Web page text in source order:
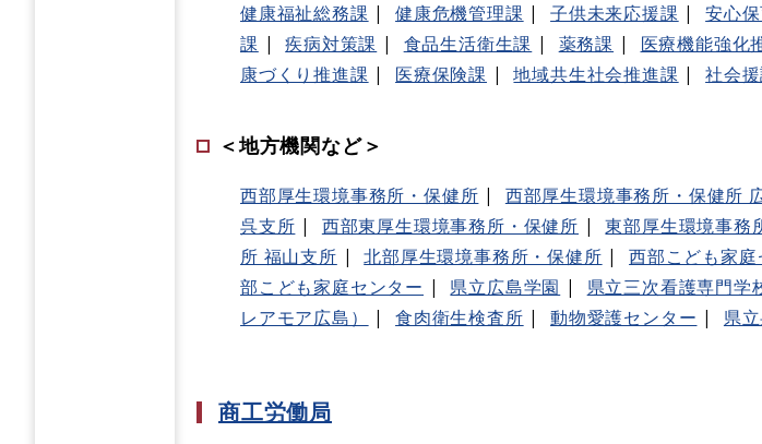
健康福祉総務課 健康危機管理課 子供未来応援課 安心
課
疾病対策課 食品生活衛生課 薬務課 医療機能強化
康づくり推進課
医療保険課 地域共生社会推進課 社会
＜地方機関など＞
西部厚生環境事務所・保健所 西部厚生環境事務所・保健所
呉支所
西部東厚生環境事務所・保健所 東部厚生環境事務
所 福山支所
北部厚生環境事務所・保健所 西部こども家庭
部こども家庭センター
県立広島学園 県立三次看護専門学
レアモア広島）
食肉衛生検査所 動物愛護センター 県
商工労働局